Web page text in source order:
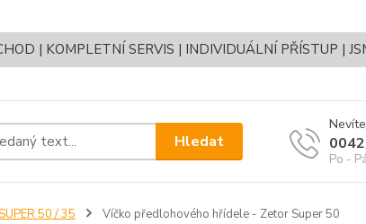
| KOMPLETNÍ SERVIS | INDIVIDUÁLNÍ PŘÍSTUP |
Hledat
Po -
50 / 35 Víčko předlohového hřídele - Zetor Super 50